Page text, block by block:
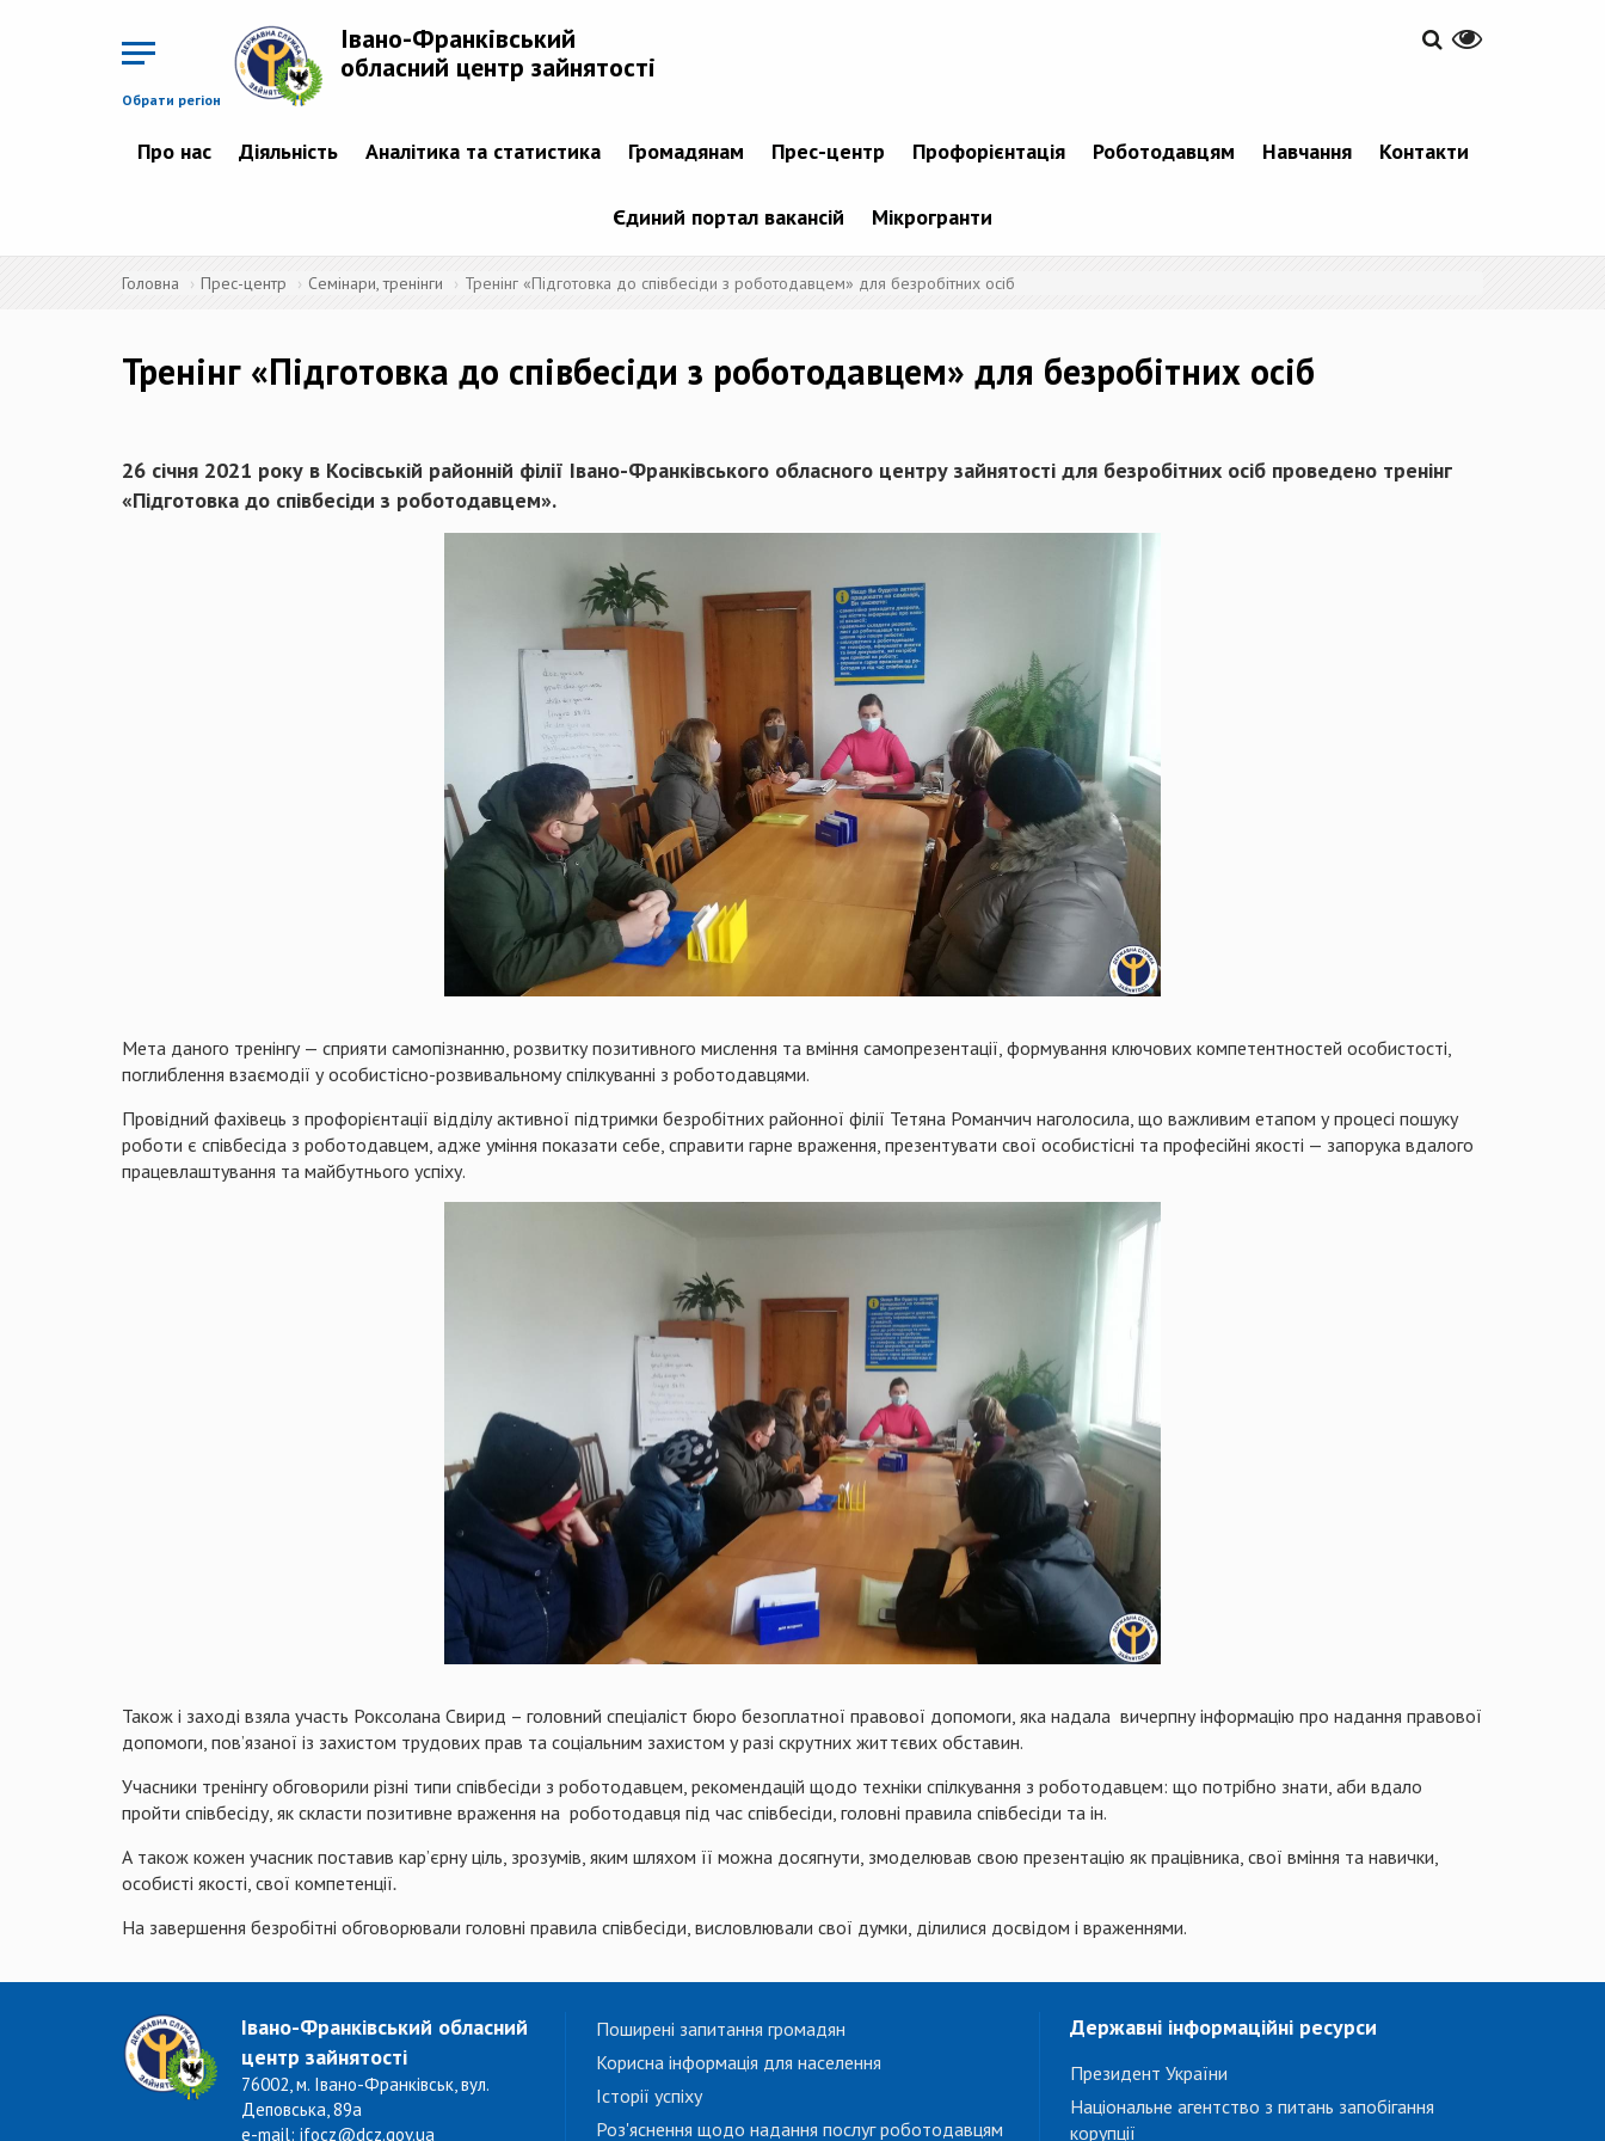
Обрати регіон
Івано-Франківський
обласний центр зайнятості
Про нас Діяльність Аналітика та статистика Громадянам Прес-центр Профорієнтація Роботодавцям Навчання Контакти
Єдиний портал вакансій Мікрогранти
Головна Прес-центр Семінари, тренінги Тренінг «Підготовка до співбесіди з роботодавцем» для безробітних осіб
Тренінг «Підготовка до співбесіди з роботодавцем» для безробітних осіб
26 січня 2021 року в Косівській районній філії Івано-Франківського обласного центру зайнятості для безробітних осіб проведено тренінг
«Підготовка до співбесіди з роботодавцем».
Мета даного тренінгу — сприяти самопізнанню, розвитку позитивного мислення та вміння самопрезентації, формування ключових компетентностей особистості,
поглиблення взаємодії у особистісно-розвивальному спілкуванні з роботодавцями.
Провідний фахівець з профорієнтації відділу активної підтримки безробітних районної філії Тетяна Романчич наголосила, що важливим етапом у процесі пошуку
роботи є співбесіда з роботодавцем, адже уміння показати себе, справити гарне враження, презентувати свої особистісні та професійні якості — запорука вдалого
працевлаштування та майбутнього успіху.
Також і заході взяла участь Роксолана Свирид – головний спеціаліст бюро безоплатної правової допомоги, яка надала вичерпну інформацію про надання правової
допомоги, пов’язаної із захистом трудових прав та соціальним захистом у разі скрутних життєвих обставин.
Учасники тренінгу обговорили різні типи співбесіди з роботодавцем, рекомендацій щодо техніки спілкування з роботодавцем: що потрібно знати, аби вдало
пройти співбесіду, як скласти позитивне враження на роботодавця під час співбесіди, головні правила співбесіди та ін.
А також кожен учасник поставив кар’єрну ціль, зрозумів, яким шляхом її можна досягнути, змоделював свою презентацію як працівника, свої вміння та навички,
особисті якості, свої компетенції.
На завершення безробітні обговорювали головні правила співбесіди, висловлювали свої думки, ділилися досвідом і враженнями.
Івано-Франківський обласний
центр зайнятості
76002, м. Івано-Франківськ, вул.
Деповська, 89а
e-mail: ifocz@dcz.gov.ua
Поширені запитання громадян
Корисна інформація для населення
Історії успіху
Роз'яснення щодо надання послуг роботодавцям
Державні інформаційні ресурси
Президент України
Національне агентство з питань запобігання
корупції